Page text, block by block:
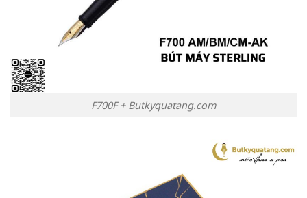
F700F + Butkyquatang.com